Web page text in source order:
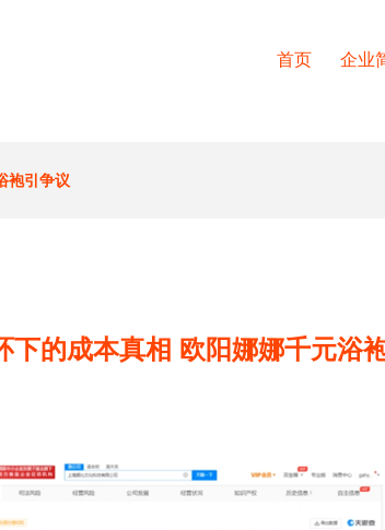
首页 企业
袍引争议
下的成本真相 欧阳娜娜千元浴